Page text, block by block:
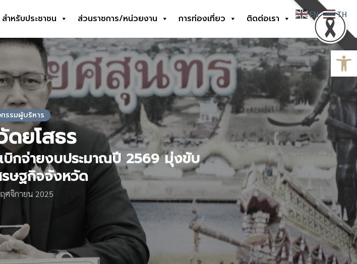
สำหรับประชาชน ส่วนราชการ/หน่วยงาน การท่องเที่ยว
ติดต่อเรา
รรมผู้บริหาร
ยโสธร
บิกจ่ายงบประมาณปี 2569 มุ่งขับ
รษฐกิจจังหวัด
ศจิกายน 2025
EN TH